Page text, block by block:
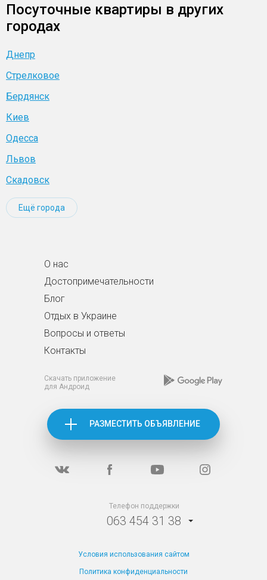
Посуточные квартиры в других
городах
Днепр
Стрелковое
Бердянск
Киев
Одесса
Львов
Скадовск
Ещё города
О нас
Достопримечательности
Блог
Отдых в Украине
Вопросы и ответы
Контакты
Скачать приложение
для Андроид
РАЗМЕСТИТЬ ОБЪЯВЛЕНИЕ
Телефон поддержки
063 454 31 38
Условия использования сайтом
Политика конфиденциальности